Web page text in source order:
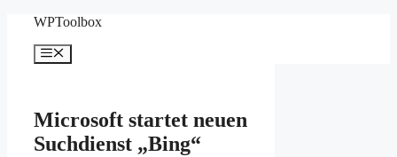
springen
WPToolbox
Menü
Microsoft startet neuen
Suchdienst „Bing“